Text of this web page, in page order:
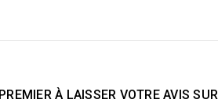
À LAISSER VOTRE AVIS SUR